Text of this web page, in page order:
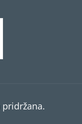
pridržana.